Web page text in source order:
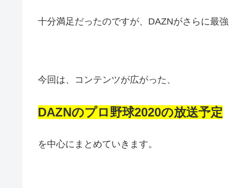
十分満足だったのですが、DAZNがさらに最強
今回は、コンテンツが広がった、
DAZNのプロ野球2020の放送予定
を中心にまとめていきます。